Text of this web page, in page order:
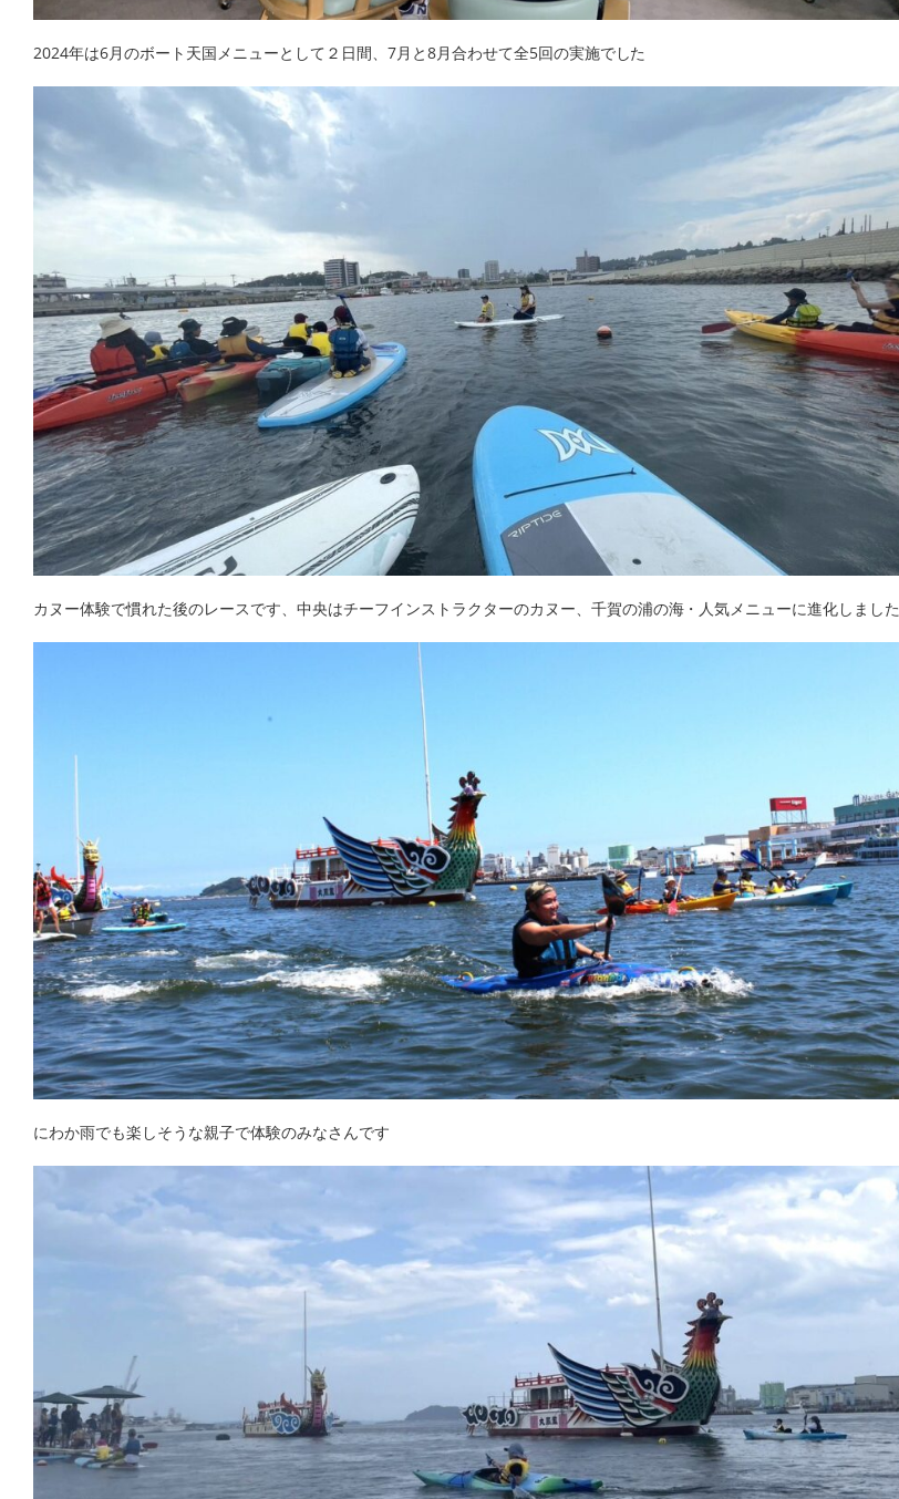
2024年は6月のボート天国メニューとして２日間、7月と8月合わせて全5回の実施でした
カヌー体験で慣れた後のレースです、中央はチーフインストラクターのカヌー、千賀の浦の海・人気メニューに進化しました
にわか雨でも楽しそうな親子で体験のみなさんです